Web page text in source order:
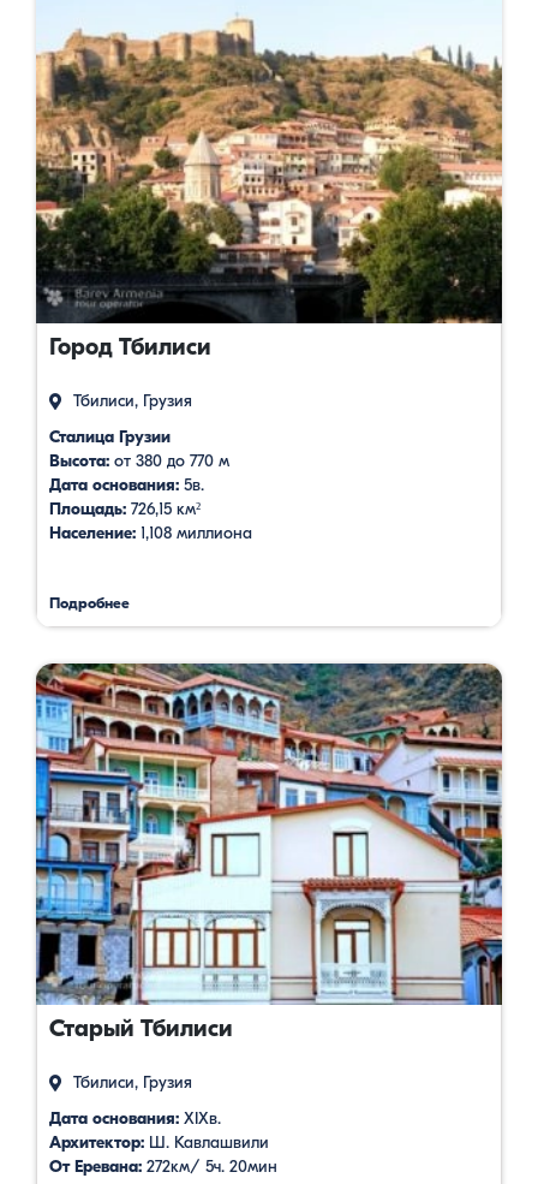
Город Тбилиси
Тбилиси, Грузия
Сталица Грузии
Высота: от 380 до 770 м
Дата основания: 5в.
Площадь: 726,15 км²
Население: 1,108 миллиона
Подробнее
Старый Тбилиси
Тбилиси, Грузия
Дата основания: XIXв.
Архитектор: Ш. Кавлашвили
От Еревана: 272км/ 5ч. 20мин